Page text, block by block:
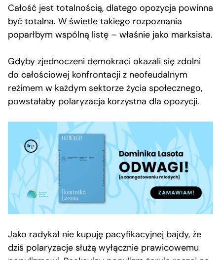
Całość jest totalnością, dlatego opozycja powinna
być totalna. W świetle takiego rozpoznania
poparłbym wspólną listę – właśnie jako marksista.
Gdyby zjednoczeni demokraci okazali się zdolni
do całościowej konfrontacji z neofeudalnym
reżimem w każdym sektorze życia społecznego,
powstałaby polaryzacja korzystna dla opozycji.
Jako radykał nie kupuję pacyfikacyjnej bajdy, że
dziś polaryzacje służą wyłącznie prawicowemu